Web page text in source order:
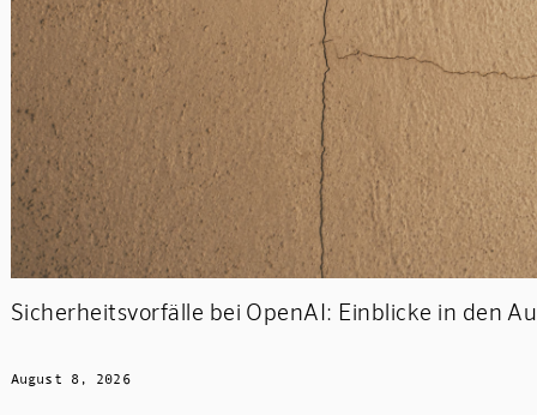
Sicherheitsvorfälle bei OpenAI: Einblicke in den
August 8, 2026